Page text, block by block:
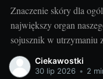
Znaczenie skóry dla
największy organ
sojusznik w utrzymaniu
Właściwa troska i
podejściu do pielęgnacji
Ciekawostki
30 lip 2026 • 2